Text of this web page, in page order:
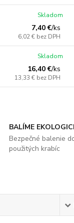
7,40 €/ks
6,02 € bez DPH
Skladom
16,40 €/ks
13,33 € bez DPH
Skladom
BALÍME
Bezpečné balenie
použitých krabíc